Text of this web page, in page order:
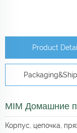
Product
MIM Домашние
Корпус, цепочка,